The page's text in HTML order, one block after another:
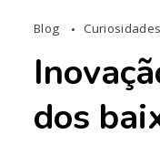
Blog Curiosidades
dos